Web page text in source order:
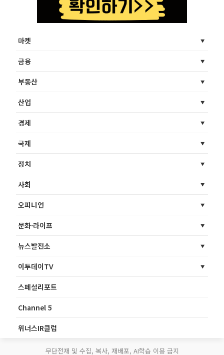
마켓
금융
부동산
산업
경제
국제
정치
사회
오피니언
문화·라이프
뉴스발전소
이투데이TV
스페셜리포트
Channel 5
위너스IR클럽
무단전재 및 수집, 복사, 재배포, AI학습 이용 금지